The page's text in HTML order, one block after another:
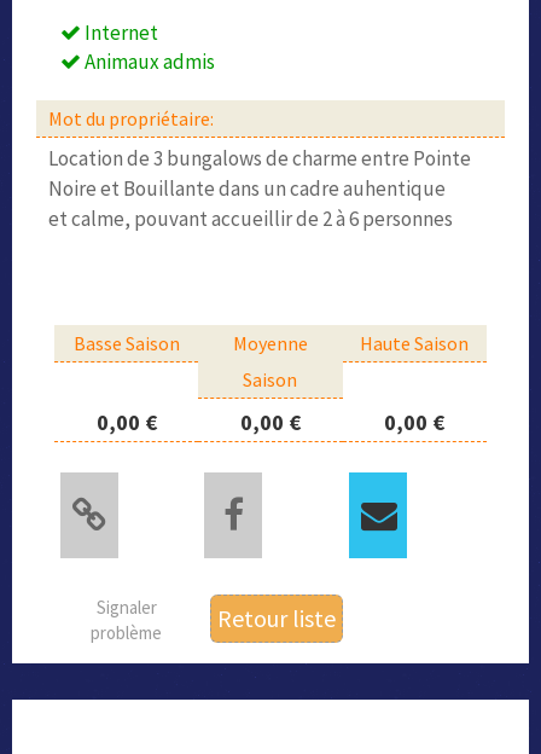
Internet
Animaux admis
Mot du propriétaire:
Location de 3 bungalows de charme entre Pointe
Noire et Bouillante dans un cadre auhentique
et calme, pouvant accueillir de 2 à 6 personnes
Basse Saison
Moyenne
Saison
Haute Saison
0,00 € 0,00 € 0,00 €
Signaler
problème
Retour liste